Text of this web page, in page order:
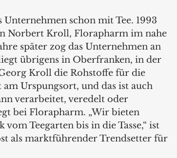
Unternehmen schon mit Tee. 1993
Norbert Kroll, Florapharm im nahe
später zog das Unternehmen an
übrigens in Oberfranken, in der
Kroll die Rohstoffe für die
Urspungsort, und das ist auch
verarbeitet, veredelt oder
bei Florapharm. „Wir bieten
Teegarten bis in die Tasse,“ ist
als marktführender Trendsetter für